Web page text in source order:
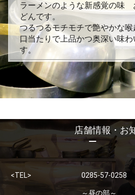
ラーメンのような新感覚の味
どんです。
つるつるモチモチで艶やかな
口当たりで上品かつ奥深い味
す。
店舗情報・お
<TEL> 0285-57-0258
～昼の部～